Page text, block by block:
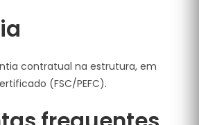
contratual na estrutura, em
(FSC/PEFC).